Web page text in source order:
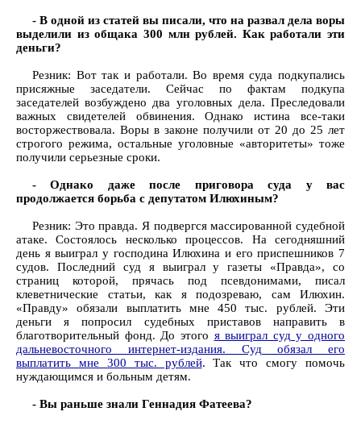
- В одной из статей вы писали, что на развал дела воры
выделили из общака 300 млн рублей. Как работали эти
деньги?
Резник: Вот так и работали. Во время суда подкупались
присяжные заседатели. Сейчас по фактам подкупа
заседателей возбуждено два уголовных дела. Преследовали
важных свидетелей обвинения. Однако истина все-таки
восторжествовала. Воры в законе получили от 20 до 25 лет
строгого режима, остальные уголовные «авторитеты» тоже
получили серьезные сроки.
- Однако даже после приговора суда у вас
продолжается борьба с депутатом Илюхиным?
Резник: Это правда. Я подвергся массированной судебной
атаке. Состоялось несколько процессов. На сегодняшний
день я выиграл у господина Илюхина и его приспешников 7
судов. Последний суд я выиграл у газеты «Правда», со
страниц которой, прячась под псевдонимами, писал
клеветнические статьи, как я подозреваю, сам Илюхин.
«Правду» обязали выплатить мне 450 тыс. рублей. Эти
деньги я попросил судебных приставов направить в
благотворительный фонд. До этого я выиграл суд у одного
дальневосточного интернет-издания. Суд обязал его
выплатить мне 300 тыс. рублей. Так что смогу помочь
нуждающимся и больным детям.
- Вы раньше знали Геннадия Фатеева?